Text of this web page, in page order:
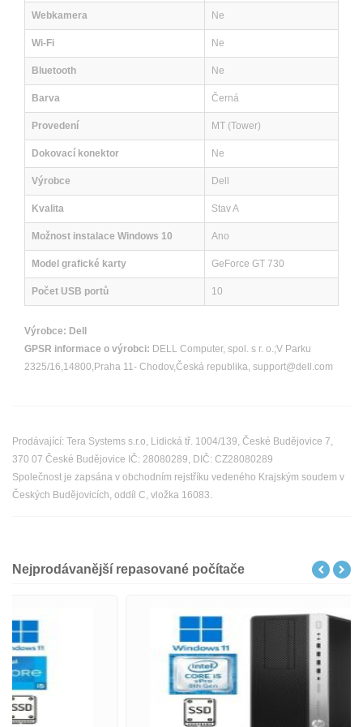
Webkamera Ne
Wi-Fi Ne
Bluetooth Ne
Barva Černá
Provedení MT (Tower)
Dokovací konektor Ne
Výrobce Dell
Kvalita Stav A
Možnost instalace Windows 10 Ano
Model grafické karty GeForce GT 730
Počet USB portů 10
Výrobce: Dell
GPSR informace o výrobci: DELL Computer, spol. s r. o.;V Parku
2325/16,14800,Praha 11- Chodov,Česká republika, support@dell.com
Prodávající: Tera Systems s.r.o, Lidická tř. 1004/139, České Budějovice 7,
370 07 České Budějovice IČ: 28080289, DIČ: CZ28080289
Společnost je zapsána v obchodním rejstříku vedeného Krajským soudem v
Českých Budějovicích, oddíl C, vložka 16083.
Nejprodávanější repasované počítače